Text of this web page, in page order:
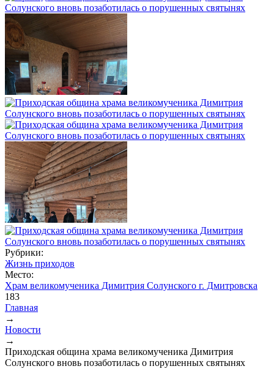
Рубрики:
Жизнь приходов
Место:
Храм великомученика Димитрия Солунского г. Дмитровска
183
Вы здесь
Главная
→
Новости
→
Приходская община храма великомученика Димитрия
Солунского вновь позаботилась о порушенных святынях